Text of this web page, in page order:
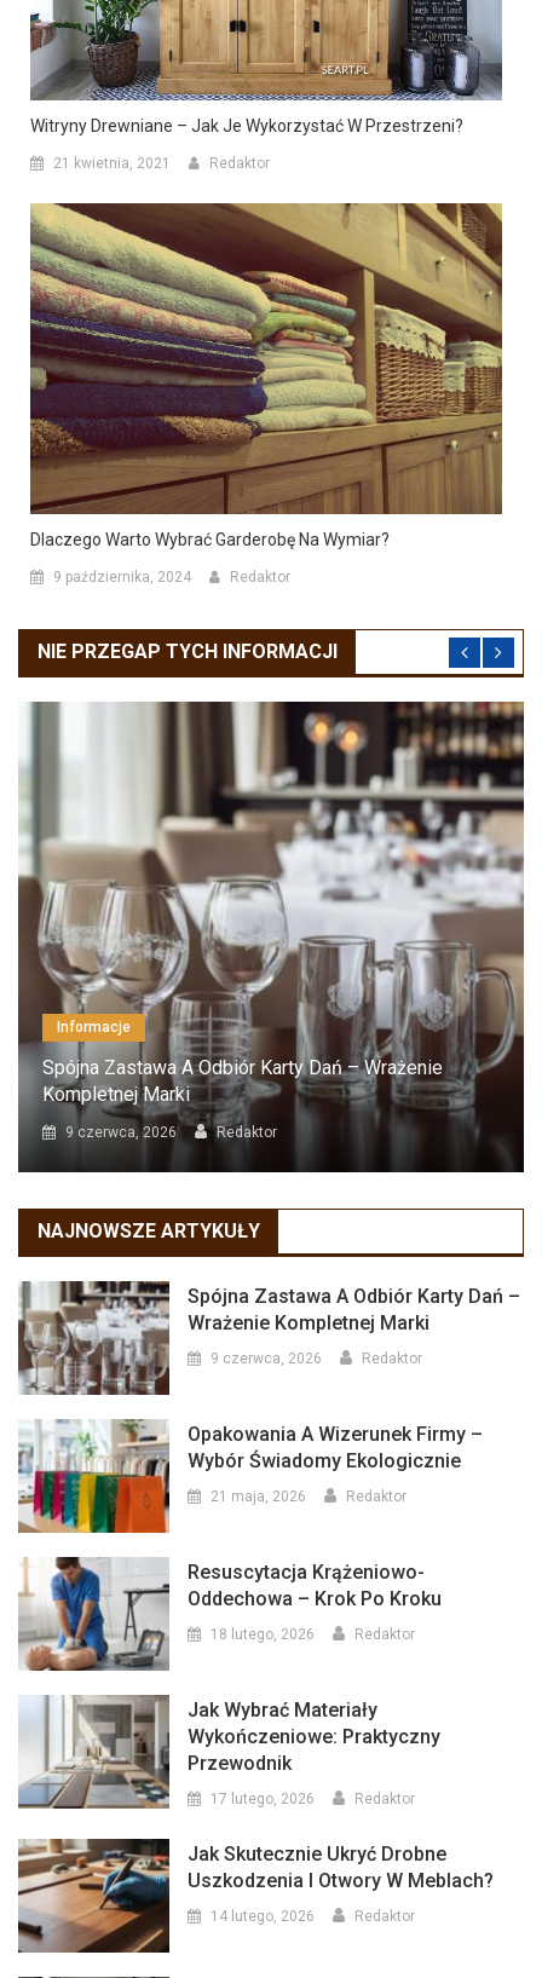
Witryny Drewniane – Jak Je Wykorzystać W Przestrzeni?
21 kwietnia, 2021 Redaktor
Dlaczego Warto Wybrać Garderobę Na Wymiar?
9 października, 2024 Redaktor
NIE PRZEGAP TYCH INFORMACJI
Informacje
Spójna Zastawa A Odbiór Karty Dań – Wrażenie
Kompletnej Marki
9 czerwca, 2026 Redaktor
NAJNOWSZE ARTYKUŁY
Spójna Zastawa A Odbiór Karty Dań –
Wrażenie Kompletnej Marki
9 czerwca, 2026 Redaktor
Opakowania A Wizerunek Firmy –
Wybór Świadomy Ekologicznie
21 maja, 2026 Redaktor
Resuscytacja Krążeniowo-
Oddechowa – Krok Po Kroku
18 lutego, 2026 Redaktor
Jak Wybrać Materiały
Wykończeniowe: Praktyczny
Przewodnik
17 lutego, 2026 Redaktor
Jak Skutecznie Ukryć Drobne
Uszkodzenia I Otwory W Meblach?
14 lutego, 2026 Redaktor